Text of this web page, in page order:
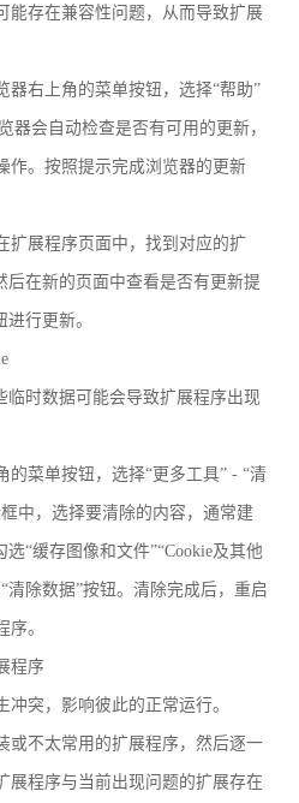
能存在兼容性问题，从而导致扩展
器右上角的菜单按钮，选择“帮助”
器会自动检查是否有可用的更新，
作。按照提示完成浏览器的更新
扩展程序页面中，找到对应的扩
后在新的页面中查看是否有更新提
行更新。
临时数据可能会导致扩展程序出现
菜单按钮，选择“更多工具” - “清
中，选择要清除的内容，通常建
“缓存图像和文件”“Cookie及其他
清除数据”按钮。清除完成后，重启
。
程序
突，影响彼此的正常运行。
或不太常用的扩展程序，然后逐一
展程序与当前出现问题的扩展存在